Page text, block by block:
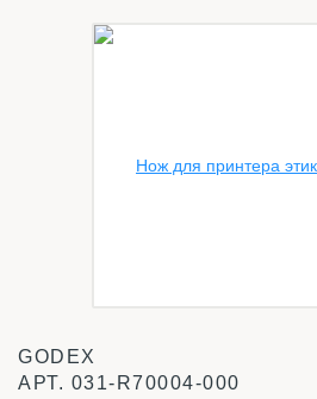
GODEX
АРТ. 031-R70004-000